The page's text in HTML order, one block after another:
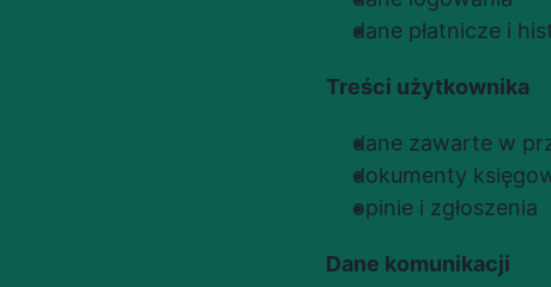
dane płatnicze i
Treści użytkownika
dane zawarte w
dokumenty
opinie i zgłoszenia
Dane komunikacji